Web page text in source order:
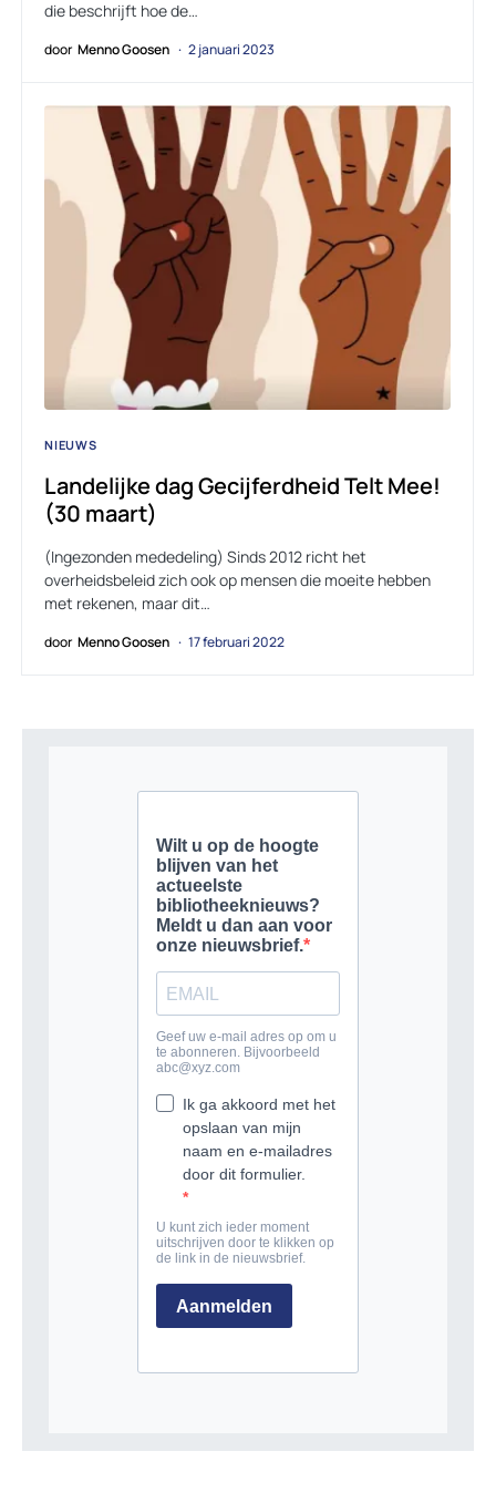
die beschrijft hoe de…
door Menno Goosen 2 januari 2023
NIEUWS
Landelijke dag Gecijferdheid Telt Mee!
(30 maart)
(Ingezonden mededeling) Sinds 2012 richt het
overheidsbeleid zich ook op mensen die moeite hebben
met rekenen, maar dit…
door Menno Goosen 17 februari 2022